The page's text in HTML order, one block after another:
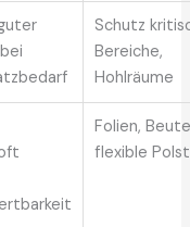
Schutz
Bereiche,
Hohlräume
Folien,
flexible